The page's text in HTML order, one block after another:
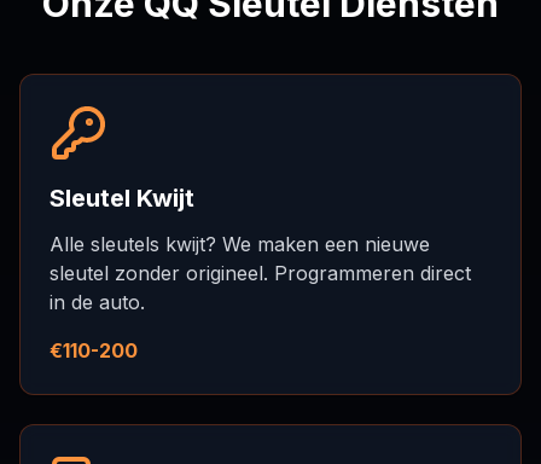
Sleutel Kwijt
Alle sleutels kwijt? We maken een nieuwe
sleutel zonder origineel. Programmeren direct
in de auto.
€110-200